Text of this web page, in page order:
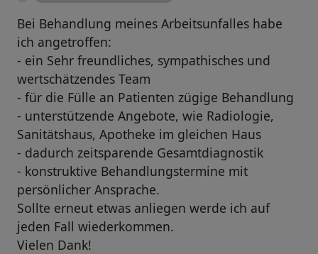
Bei Behandlung meines Arbeitsunfalles habe
ich angetroffen:
- ein Sehr freundliches, sympathisches und
wertschätzendes Team
- für die Fülle an Patienten zügige Behandlung
- unterstützende Angebote, wie Radiologie,
Sanitätshaus, Apotheke im gleichen Haus
- dadurch zeitsparende Gesamtdiagnostik
- konstruktive Behandlungstermine mit
persönlicher Ansprache.
Sollte erneut etwas anliegen werde ich auf
jeden Fall wiederkommen.
Vielen Dank!